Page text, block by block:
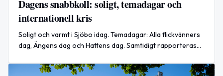
Dagens snabbkoll: soligt, temadagar och
internationell kris
Soligt och varmt i Sjöbo idag. Temadagar: Alla flickvänners
dag, Ängens dag och Hattens dag. Samtidigt rapporteras